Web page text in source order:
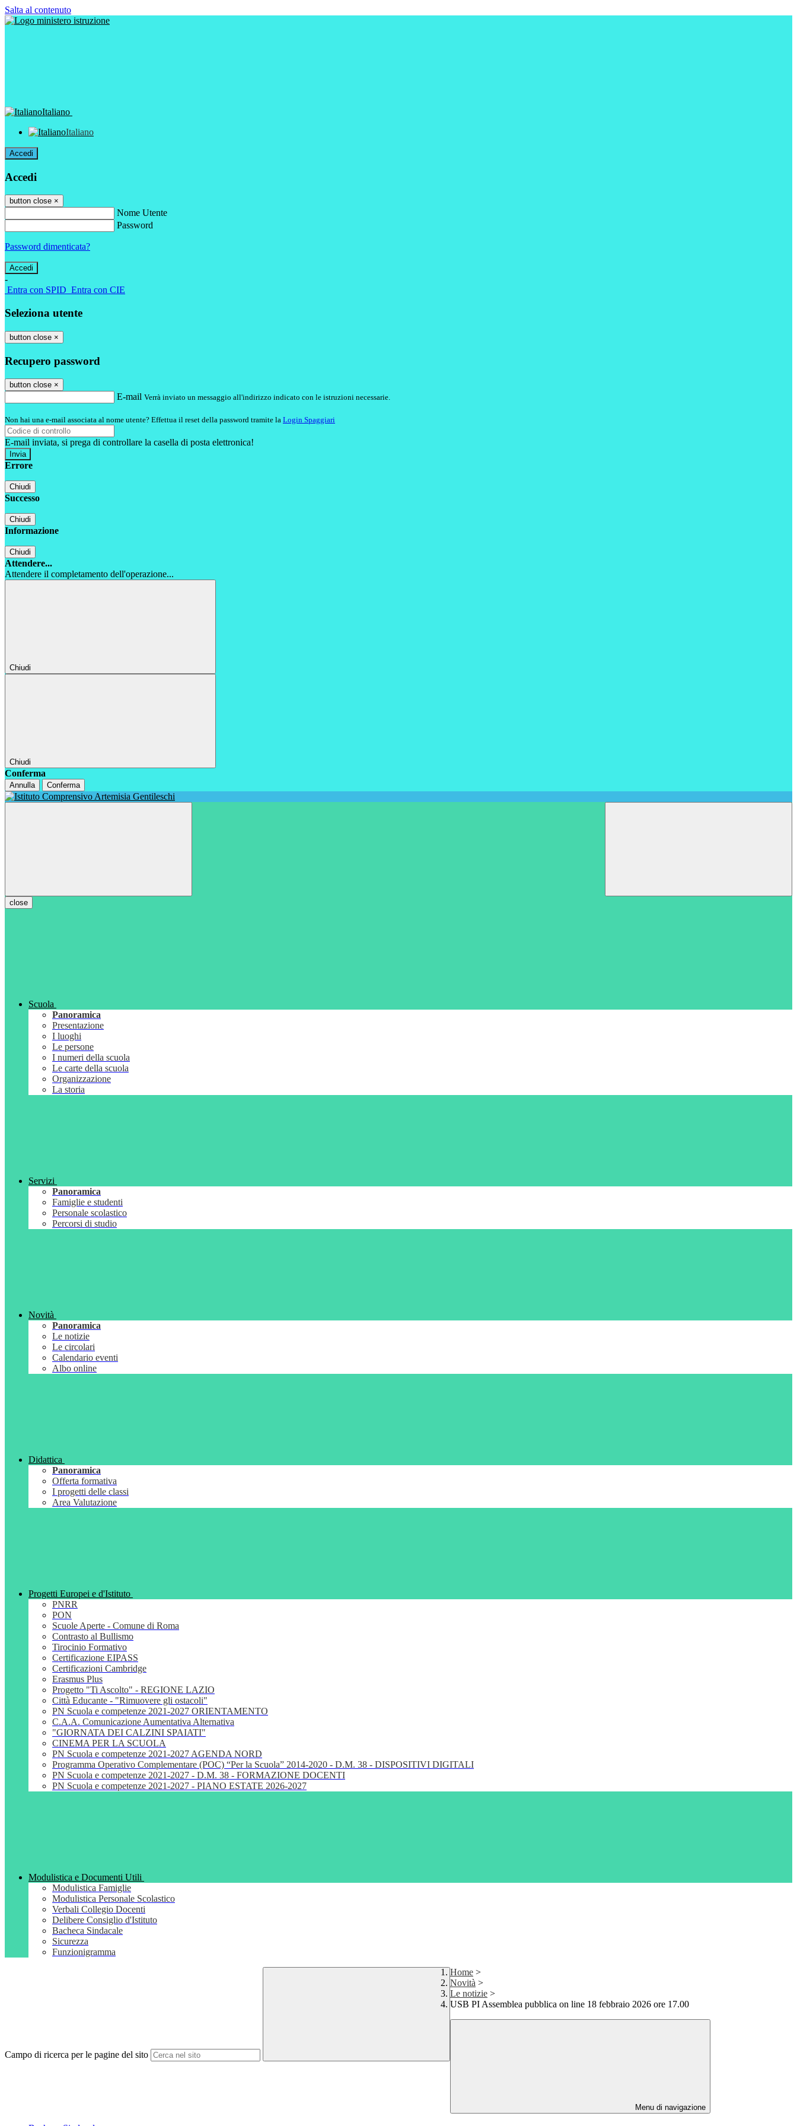
Salta al contenuto
Italiano
Italiano
Accedi
Accedi
button close ×
Nome Utente
Password
Password dimenticata?
-
Entra con SPID Entra con CIE
Seleziona utente
button close ×
Recupero password
button close ×
E-mail Verrà inviato un messaggio all'indirizzo indicato con le istruzioni necessarie.
Non hai una e-mail associata al nome utente? Effettua il reset della password tramite la Login Spaggiari
E-mail inviata, si prega di controllare la casella di posta elettronica!
Errore
Chiudi
Successo
Chiudi
Informazione
Chiudi
Attendere...
Attendere il completamento dell'operazione...
Chiudi
Chiudi
Conferma
Annulla Conferma
close
Scuola
Panoramica
Presentazione
I luoghi
Le persone
I numeri della scuola
Le carte della scuola
Organizzazione
La storia
Servizi
Panoramica
Famiglie e studenti
Personale scolastico
Percorsi di studio
Novità
Panoramica
Le notizie
Le circolari
Calendario eventi
Albo online
Didattica
Panoramica
Offerta formativa
I progetti delle classi
Area Valutazione
Progetti Europei e d'Istituto
PNRR
PON
Scuole Aperte - Comune di Roma
Contrasto al Bullismo
Tirocinio Formativo
Certificazione EIPASS
Certificazioni Cambridge
Erasmus Plus
Progetto "Ti Ascolto" - REGIONE LAZIO
Città Educante - "Rimuovere gli ostacoli"
PN Scuola e competenze 2021-2027 ORIENTAMENTO
C.A.A. Comunicazione Aumentativa Alternativa
"GIORNATA DEI CALZINI SPAIATI"
CINEMA PER LA SCUOLA
PN Scuola e competenze 2021-2027 AGENDA NORD
Programma Operativo Complementare (POC) “Per la Scuola” 2014-2020 - D.M. 38 - DISPOSITIVI DIGITALI
PN Scuola e competenze 2021-2027 - D.M. 38 - FORMAZIONE DOCENTI
PN Scuola e competenze 2021-2027 - PIANO ESTATE 2026-2027
Modulistica e Documenti Utili
Modulistica Famiglie
Modulistica Personale Scolastico
Verbali Collegio Docenti
Delibere Consiglio d'Istituto
Bacheca Sindacale
Sicurezza
Funzionigramma
Campo di ricerca per le pagine del sito
Home >
Novità >
Le notizie >
USB PI Assemblea pubblica on line 18 febbraio 2026 ore 17.00
Menu di navigazione